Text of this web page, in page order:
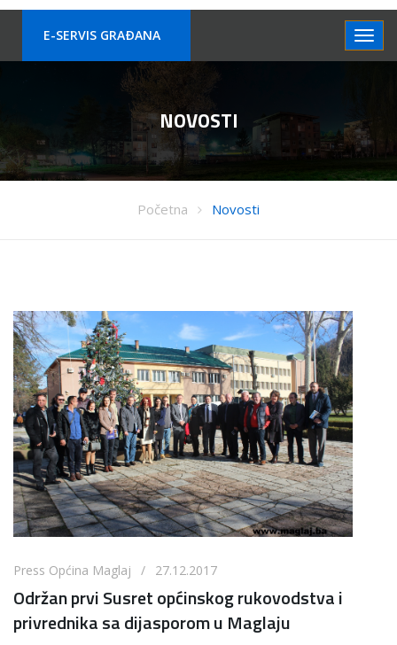
E-SERVIS GRAÐANA
NOVOSTI
Početna Novosti
Press Općina Maglaj / 27.12.2017
Održan prvi Susret općinskog rukovodstva i
privrednika sa dijasporom u Maglaju